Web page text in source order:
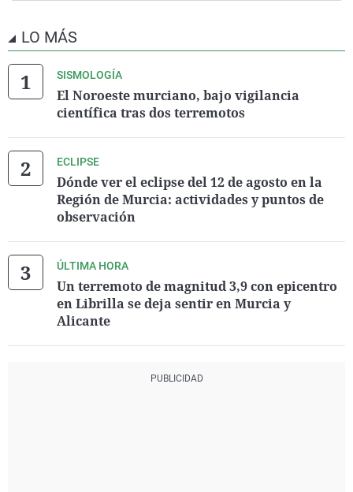
LO MÁS
SISMOLOGÍA
El Noroeste murciano, bajo vigilancia
científica tras dos terremotos
ECLIPSE
Dónde ver el eclipse del 12 de agosto en la
Región de Murcia: actividades y puntos de
observación
ÚLTIMA HORA
Un terremoto de magnitud 3,9 con epicentro
en Librilla se deja sentir en Murcia y
Alicante